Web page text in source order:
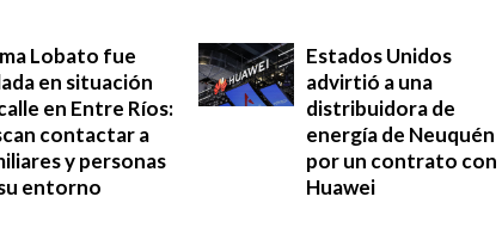
Lobato fue
en situación
en Entre Ríos:
contactar a
y personas
entorno
Estados Unidos
advirtió a una
distribuidora de
energía de Neuquén
por un contrato con
Huawei